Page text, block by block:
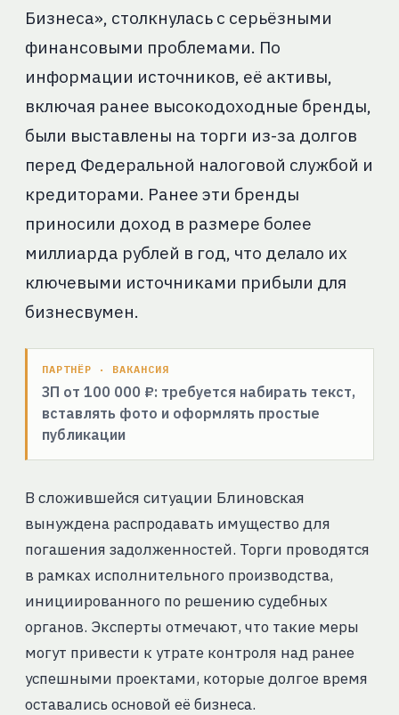
Бизнеса», столкнулась с серьёзными
финансовыми проблемами. По
информации источников, её активы,
включая ранее высокодоходные бренды,
были выставлены на торги из-за долгов
перед Федеральной налоговой службой и
кредиторами. Ранее эти бренды
приносили доход в размере более
миллиарда рублей в год, что делало их
ключевыми источниками прибыли для
бизнесвумен.
ПАРТНЁР · ВАКАНСИЯ
ЗП от 100 000 ₽: требуется набирать текст,
вставлять фото и оформлять простые
публикации
В сложившейся ситуации Блиновская
вынуждена распродавать имущество для
погашения задолженностей. Торги проводятся
в рамках исполнительного производства,
инициированного по решению судебных
органов. Эксперты отмечают, что такие меры
могут привести к утрате контроля над ранее
успешными проектами, которые долгое время
оставались основой её бизнеса.